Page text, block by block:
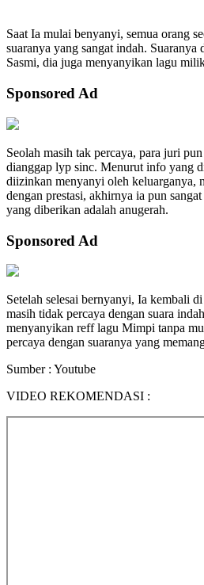
Saat Ia mulai benyanyi, semua orang
suaranya yang sangat indah.
Sasmi, dia juga menyanyikan lagu
Sponsored Ad
Seolah masih tak percaya, para juri
dianggap lyp sinc. Menurut info yang
diizinkan menyanyi oleh keluarganya,
dengan prestasi, akhirnya ia pun
yang diberikan adalah anugerah.
Sponsored Ad
Setelah selesai bernyanyi, Ia kembali
masih tidak percaya dengan suara
menyanyikan reff lagu Mimpi tanpa
percaya dengan suaranya yang
Sumber : Youtube
VIDEO REKOMENDASI :